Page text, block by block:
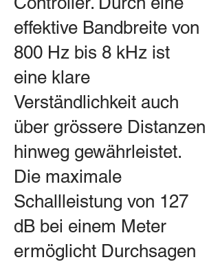
effektive Bandbreite von
800 Hz bis 8 kHz ist
eine klare
Verständlichkeit auch
über grössere Distanzen
hinweg gewährleistet.
Die maximale
Schallleistung von 127
dB bei einem Meter
ermöglicht Durchsagen